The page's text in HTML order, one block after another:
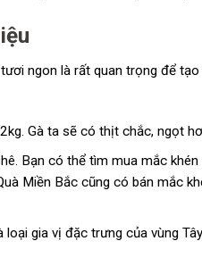
ngon là rất quan trọng để
Gà ta sẽ có thịt chắc, ngọt
Bạn có thể tìm mua mắc
Miền Bắc cũng có bán mắc
loại gia vị đặc trưng của vùng